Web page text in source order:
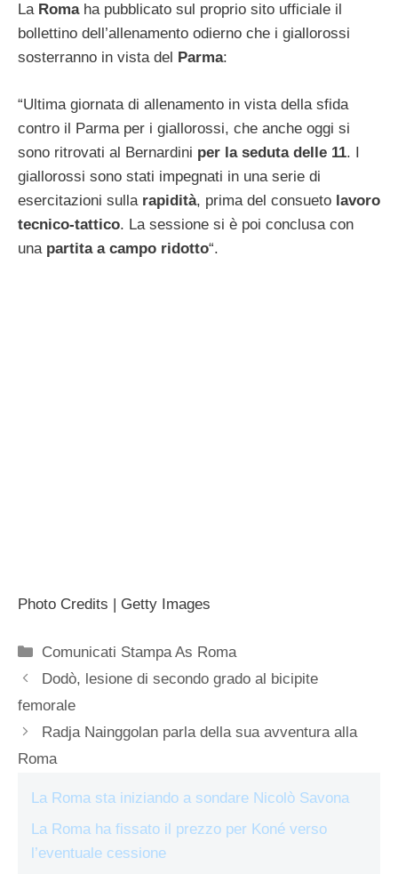
La Romaha pubblicato sul proprio sito ufficiale il
bollettino dell’allenamento odierno che i giallorossi
sosterranno in vista del
Parma:
“Ultima giornata di allenamento in vista della sfida
contro il Parma per i giallorossi, che anche oggi si
sono ritrovati al Bernardini per la seduta delle 11. I
giallorossi sono stati impegnati in una serie di
esercitazioni sulla rapidità, prima del consueto lavoro
tecnico-tattico. La sessione si è poi conclusa con
una partita a campo ridotto“.
Photo Credits | Getty Images
Categorie
Comunicati Stampa As Roma
Dodò, lesione di secondo grado al bicipite
femorale
Radja Nainggolan parla della sua avventura alla
Roma
La Roma sta iniziando a sondare Nicolò Savona
La Roma ha fissato il prezzo per Koné verso
l’eventuale cessione